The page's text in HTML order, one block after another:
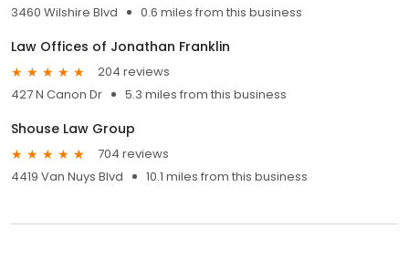
3460 Wilshire Blvd
0.6 miles from this business
Law Offices of Jonathan Franklin
204 reviews
427 N Canon Dr
5.3 miles from this business
Shouse Law Group
704 reviews
4419 Van Nuys Blvd
10.1 miles from this business